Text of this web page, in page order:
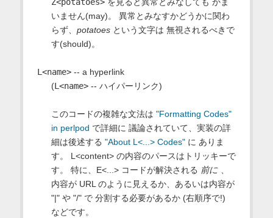
いません(may)。 異常とみなすかどうかに関わ
らず、 potatoesという文字は 無視されるべきで
す(should)。
L<name>-- a hyperlink
(L<name>-- ハイパーリンク)
このコードの複雑な文法は "Formatting Codes"
in perlpod で詳細に 議論されていて、実装の詳
細は後述する "About L<...> Codes"に ありま
す。 L<content> の内容のパースはトリッキーで
す。 特に、E<...> コードが解決される 前に、
内容が URL のように見えるか、あるいは内容が
"|" や "/" で 分割する必要があるか (右順序で!)
などです。